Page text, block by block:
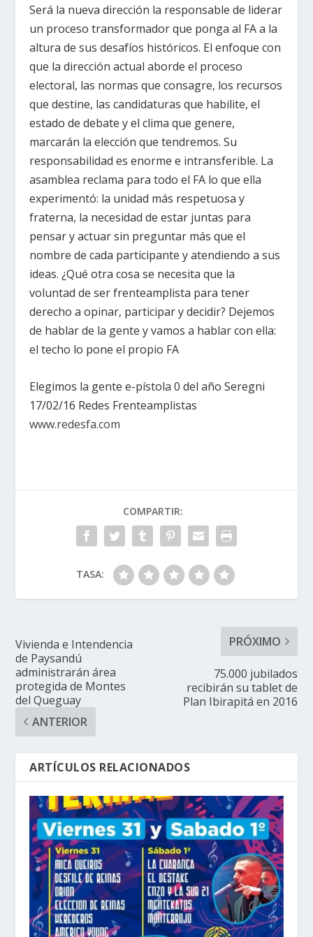
Será la nueva dirección la responsable de liderar
un proceso transformador que ponga al FA a la
altura de sus desafíos históricos. El enfoque con
que la dirección actual aborde el proceso
electoral, las normas que consagre, los recursos
que destine, las candidaturas que habilite, el
estado de debate y el clima que genere,
marcarán la elección que tendremos. Su
responsabilidad es enorme e intransferible. La
asamblea reclama para todo el FA lo que ella
experimentó: la unidad más respetuosa y
fraterna, la necesidad de estar juntas para
pensar y actuar sin preguntar más que el
nombre de cada participante y atendiendo a sus
ideas. ¿Qué otra cosa se necesita que la
voluntad de ser frenteamplista para tener
derecho a opinar, participar y decidir? Dejemos
de hablar de la gente y vamos a hablar con ella:
el techo lo pone el propio FA
Elegimos la gente e-pístola 0 del año Seregni
17/02/16 Redes Frenteamplistas
www.redesfa.com
COMPARTIR:
TASA:
Vivienda e Intendencia
de Paysandú
administrarán área
protegida de Montes
del Queguay
ANTERIOR
PRÓXIMO
75.000 jubilados
recibirán su tablet de
Plan Ibirapitá en 2016
ARTÍCULOS RELACIONADOS